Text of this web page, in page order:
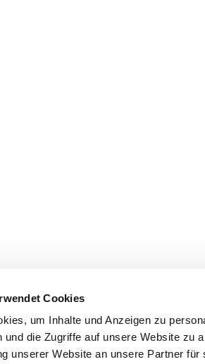
Cookies
um Inhalte und Anzeigen zu
und die Zugriffe auf unsere Website zu
unserer Website an unsere Partner